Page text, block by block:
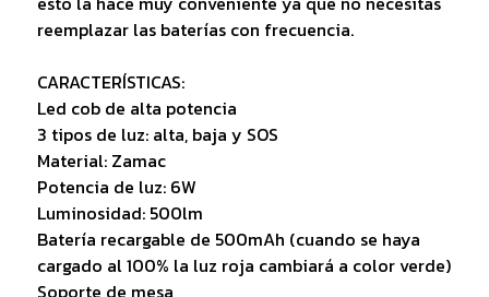
reemplazar las baterías con frecuencia.
CARACTERÍSTICAS:
Led cob de alta potencia
3 tipos de luz: alta, baja y SOS
Material: Zamac
Potencia de luz: 6W
Luminosidad: 500lm
Batería recargable de 500mAh (cuando se haya
cargado al 100% la luz roja cambiará a color verde)